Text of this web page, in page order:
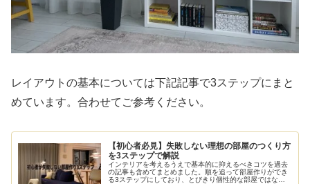
レイアウトの基本については下記記事で3ステップにまと
めています。合わせてご参考ください。
【初心者必見】失敗しない理想の部屋のつくり方
を3ステップで解説
インテリアを考えるうえで基本的に抑えるべきコツを過去
の記事も含めてまとめました。順を追って部屋作りができ
る3ステップにしており、とびきり個性的な部屋ではなく